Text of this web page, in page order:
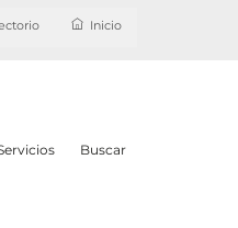
Inicio
Buscar